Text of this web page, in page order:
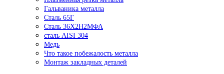
Гальваника металла
Сталь 65Г
Сталь 36Х2Н2МФА
сталь AISI 304
Медь
Что такое побежалость металла
Монтаж закладных деталей